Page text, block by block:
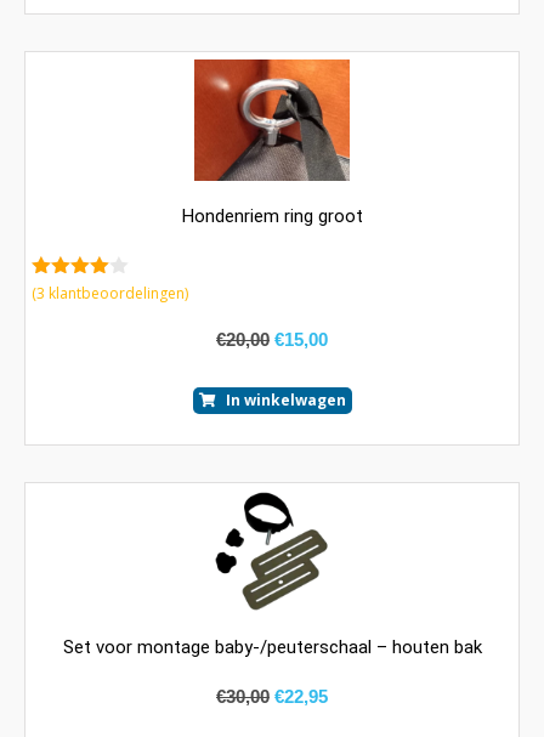
Hondenriem ring groot
4.67van 5
(3 klantbeoordelingen)
€20,00 €15,00
In winkelwagen
Set voor montage baby-/peuterschaal – houten bak
€30,00 €22,95